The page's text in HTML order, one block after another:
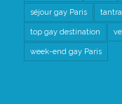
séjour gay Paris tantra
top gay destination
week-end gay Paris